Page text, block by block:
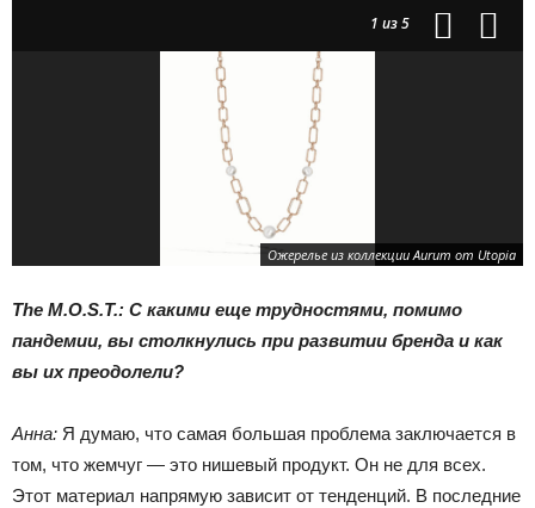
1 из 5
Ожерелье из коллекции Aurum от Utopia
The M.O.S.T.: С какими еще трудностями, помимо
пандемии, вы столкнулись при развитии бренда и как
вы их преодолели?
Анна: Я думаю, что самая большая проблема заключается в
том, что жемчуг — это нишевый продукт. Он не для всех.
Этот материал напрямую зависит от тенденций. В последние